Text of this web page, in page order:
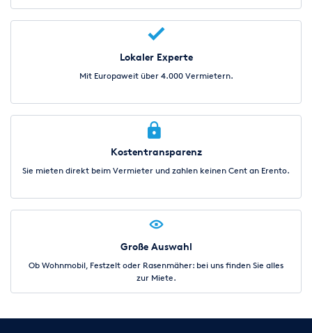
Lokaler Experte
Mit Europaweit über 4.000 Vermietern.
Kostentransparenz
Sie mieten direkt beim Vermieter und zahlen keinen Cent an Erento.
Große Auswahl
Ob Wohnmobil, Festzelt oder Rasenmäher: bei uns finden Sie alles
zur Miete.